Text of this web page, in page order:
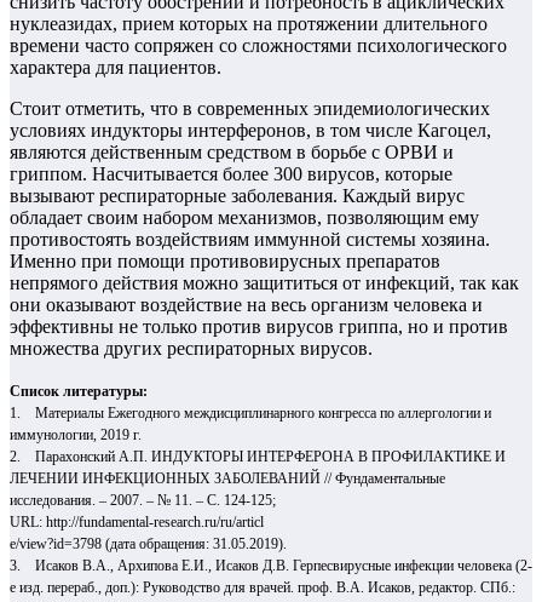
нуклеазидах, прием которых на протяжении длительного
времени часто сопряжен со сложностями психологического
характера для пациентов.
Стоит отметить, что в современных эпидемиологических
условиях индукторы интерферонов, в том числе Кагоцел,
являются действенным средством в борьбе с ОРВИ и
гриппом. Насчитывается более 300 вирусов, которые
вызывают респираторные заболевания. Каждый вирус
обладает своим набором механизмов, позволяющим ему
противостоять воздействиям иммунной системы хозяина.
Именно при помощи противовирусных препаратов
непрямого действия можно защититься от инфекций, так как
они оказывают воздействие на весь организм человека и
эффективны не только против вирусов гриппа, но и против
множества других респираторных вирусов.
Список литературы:
1. Материалы Ежегодного междисциплинарного конгресса по аллергологии и
иммунологии, 2019 г.
2. Парахонский А.П. ИНДУКТОРЫ ИНТЕРФЕРОНА В ПРОФИЛАКТИКЕ И
ЛЕЧЕНИИ ИНФЕКЦИОННЫХ ЗАБОЛЕВАНИЙ // Фундаментальные
исследования. – 2007. – № 11. – С. 124-125;
URL: http://fundamental-research.ru/ru/articl
e/view?id=3798 (дата обращения: 31.05.2019).
3. Исаков В.А., Архипова Е.И., Исаков Д.В. Герпеcвирусные инфекции человека (2-
е изд. перераб., доп.): Руководство для врачей. проф. В.А. Исаков, редактор. СПб.: